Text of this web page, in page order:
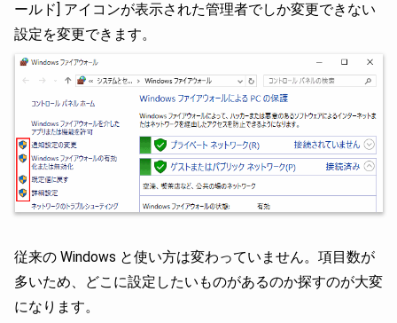
ールド] アイコンが表示された管理者でしか変更できない
設定を変更できます。
従来の Windows と使い方は変わっていません。項目数が
多いため、どこに設定したいものがあるのか探すのが大変
になります。